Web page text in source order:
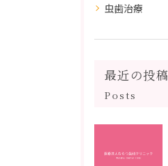
虫歯治療
最近の投稿
Posts